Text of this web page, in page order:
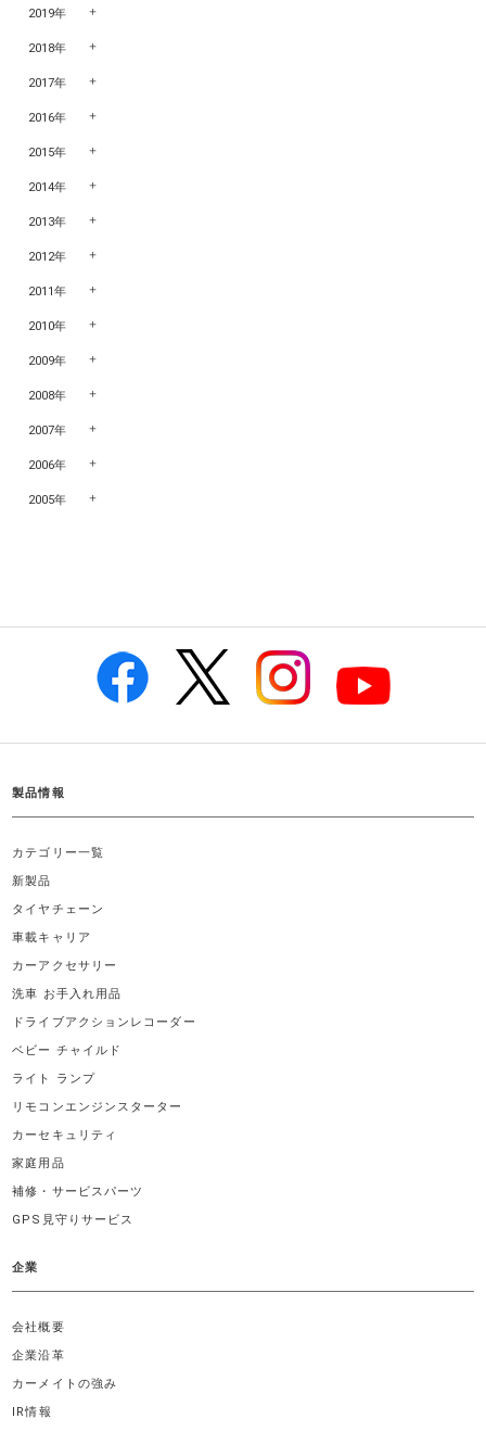
2019年
2018年
2017年
2016年
2015年
2014年
2013年
2012年
2011年
2010年
2009年
2008年
2007年
2006年
2005年
製品情報
カテゴリー一覧
新製品
タイヤチェーン
車載キャリア
カーアクセサリー
洗車 お手入れ用品
ドライブアクションレコーダー
ベビー チャイルド
ライト ランプ
リモコンエンジンスターター
カーセキュリティ
家庭用品
補修・サービスパーツ
GPS見守りサービス
企業
会社概要
企業沿革
カーメイトの強み
IR情報